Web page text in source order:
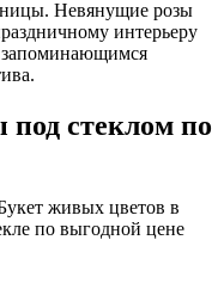
Невянущие розы
интерьеру
запоминающимся
под стеклом по